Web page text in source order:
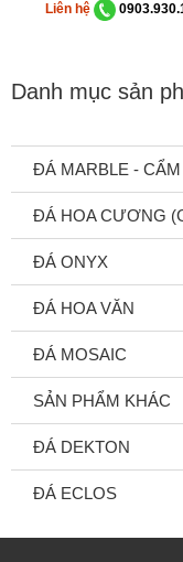
Liên hệ
Danh mục sản
ĐÁ MARBLE -
ĐÁ HOA CƯƠNG
ĐÁ ONYX
ĐÁ HOA VĂN
ĐÁ MOSAIC
SẢN PHẨM KHÁC
ĐÁ DEKTON
ĐÁ ECLOS